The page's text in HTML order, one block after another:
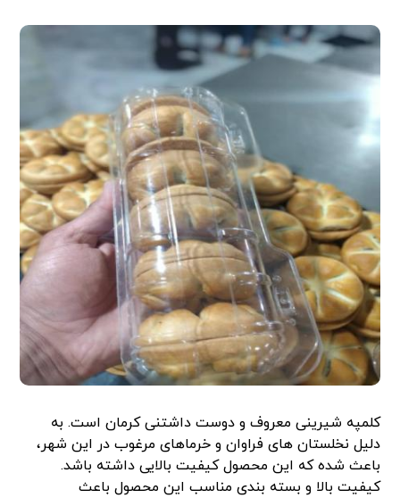
کلمپه شیرینی معروف و دوست داشتنی کرمان است. به
دلیل نخلستان های فراوان و خرماهای مرغوب در این شهر،
باعث شده که این محصول کیفیت بالایی داشته باشد.
کیفیت بالا و بسته بندی مناسب این محصول باعث